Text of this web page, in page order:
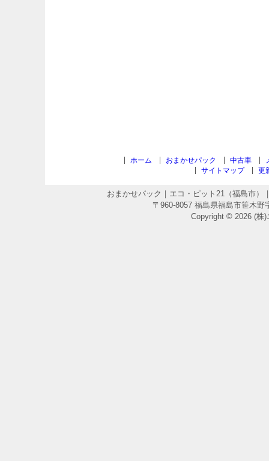
ホーム おまかせパック 中古車
サイトマップ
更
おまかせパック｜エコ・ピット21（福島市
〒960-8057 福島県福島市笹木野
Copyright © 2026 (株